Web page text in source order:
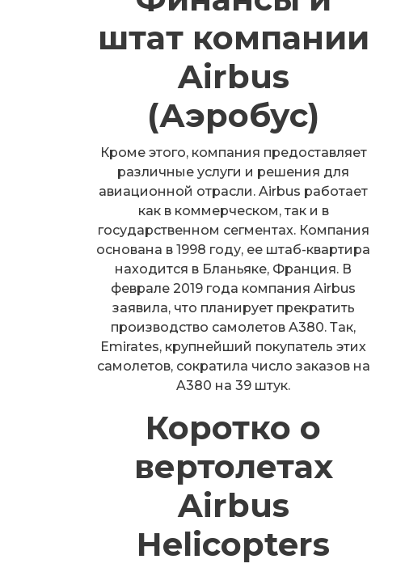
штат компании
Airbus
(Аэробус)
Кроме этого, компания предоставляет
различные услуги и решения для
авиационной отрасли. Airbus работает
как в коммерческом, так и в
государственном сегментах. Компания
основана в 1998 году, ее штаб-квартира
находится в Бланьяке, Франция. В
феврале 2019 года компания Airbus
заявила, что планирует прекратить
производство самолетов A380. Так,
Emirates, крупнейший покупатель этих
самолетов, сократила число заказов на
A380 на 39 штук.
Коротко о
вертолетах
Airbus
Helicopters